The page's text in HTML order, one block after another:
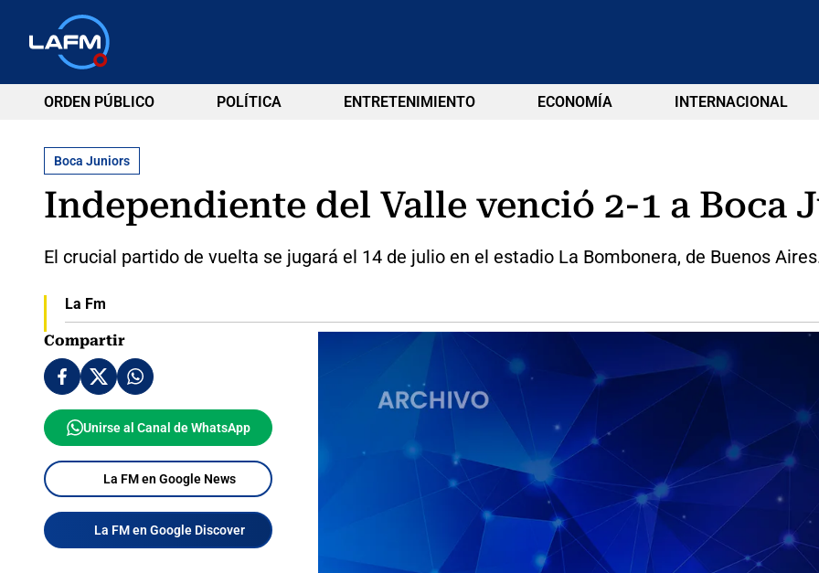
ORDEN PÚBLICO POLÍTICA ENTRETENIMIENTO ECONOMÍA INTERNACIONAL
Boca Juniors
Independiente del Valle venció 2-1 a Boca
El crucial partido de vuelta se jugará el 14 de julio en el estadio La Bombonera, de Buenos
La Fm
Compartir
Unirse al Canal de WhatsApp
La FM en Google News
La FM en Google Discover